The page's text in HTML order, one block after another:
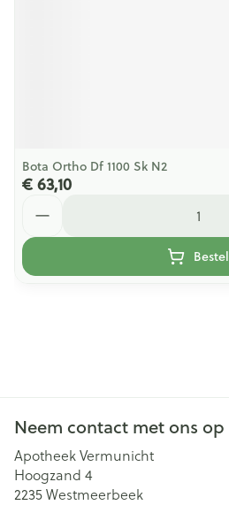
Bota Ortho Df 1100 Sk N2
€ 63,10
Bestel
Neem contact met ons op
Apotheek Vermunicht
Hoogzand 4
2235Westmeerbeek